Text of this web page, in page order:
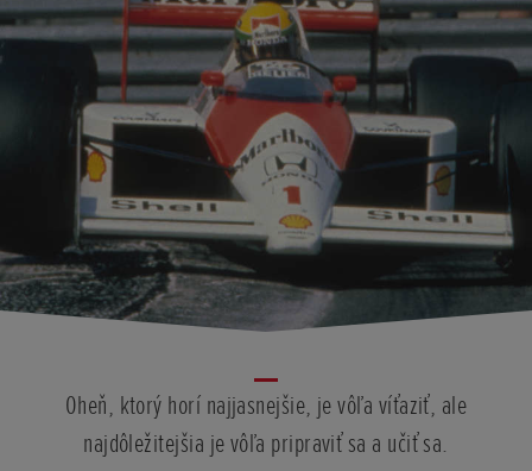
Oheň, ktorý horí najjasnejšie, je vôľa víťaziť, ale
najdôležitejšia je vôľa pripraviť sa a učiť sa.